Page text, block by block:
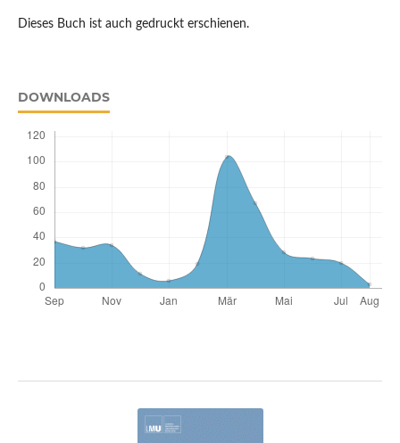
Dieses Buch ist auch gedruckt erschienen.
DOWNLOADS